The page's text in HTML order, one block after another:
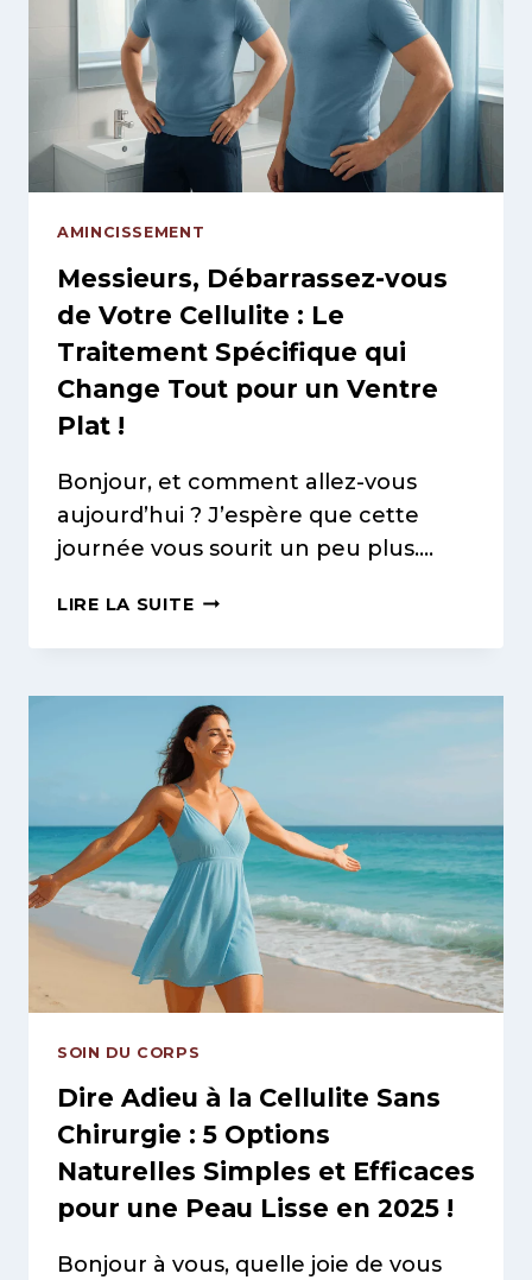
COMPLET
ANTI-
CELLULITE
EN
INSTITUT,
SUR-
MESURE
UNE
SILHOUETTE
LISSE
ET
RAFFERMIE
!
AMINCISSEMENT
Messieurs, Débarrassez-vous
de Votre Cellulite : Le
Traitement Spécifique qui
Change Tout pour un Ventre
Plat !
Bonjour, et comment allez-vous
aujourd’hui ? J’espère que cette
journée vous sourit un peu plus….
LIRE LA SUITEMESSIEURS,
VOUS
VOTRE
CELLULITE
:
LE
TRAITEMENT
SPÉCIFIQUE
QUI
CHANGE
TOUT
POUR
UN
VENTRE
!
SOIN DU CORPS
Dire Adieu à la Cellulite Sans
Chirurgie : 5 Options
Naturelles Simples et Efficaces
pour une Peau Lisse en 2025 !
Bonjour à vous, quelle joie de vous